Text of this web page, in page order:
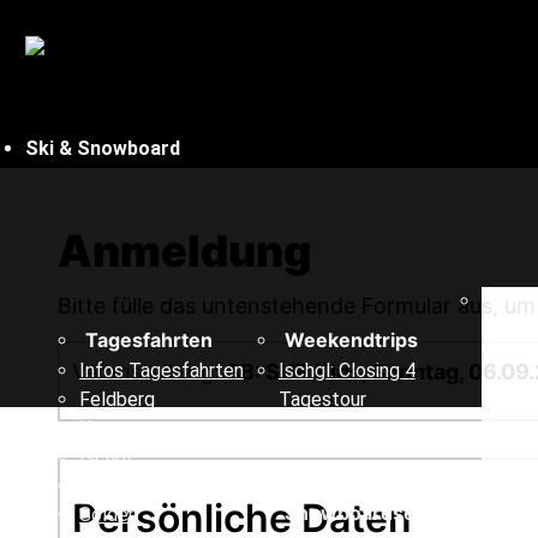
Ski & Snowboard
Tagesfahrten
Infos Tagesfahrten
Feldberg
Vogesen
Ischgl
Sölden
Weekendtrips
Ischgl: Closing 4
Tagestour
Ski &
Snowboardservice
Anmeldung
Bitte fülle das untenstehende Formular aus, um
Veranstaltung:SB: SUP Kids, Sonntag,
Persönliche Daten